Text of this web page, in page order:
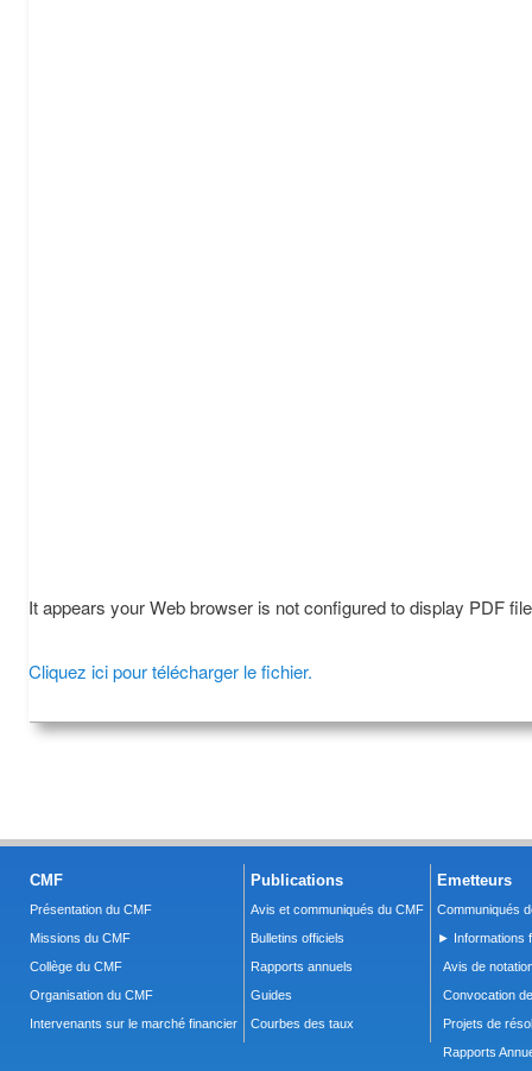
It appears your Web browser is not configured to display PDF
Cliquez ici pour télécharger le fichier.
CMF
Présentation du CMF
Missions du CMF
Collège du CMF
Organisation du CMF
Intervenants sur le marché financier
Publications
Avis et communiqués du CMF
Bulletins officiels
Rapports annuels
Guides
Courbes des taux
Emetteurs
Communiqués
► Informations
Avis de
Convocation
Projets de
Rapports